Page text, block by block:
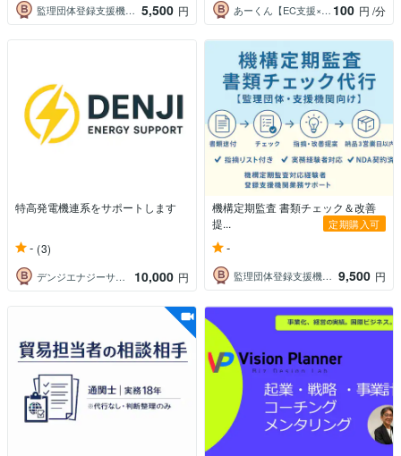
監理団体登録支援機関業務サポート 5,500 円 あーくん【EC支援×児発放デイ経験者】 100 円 /分
特高発電機連系をサポートします
- (3)
デンジエナジーサポート 10,000 円
機構定期監査 書類チェック＆改善
提...
定期購入可
-
監理団体登録支援機関業務サポート 9,500 円